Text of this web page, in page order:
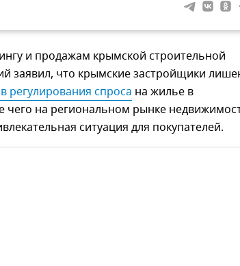
и продажам крымской строительной
заявил, что крымские застройщики
регулирования спроса на жилье в
чего на региональном рынке
ситуация для покупателей.